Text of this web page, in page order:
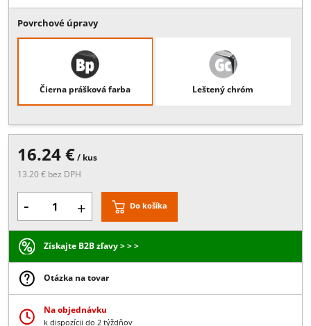
Kód: STS-305
materiál: mosadz
Povrchové úpravy
Čierna prášková farba
16.24 €
13.20 € bez DPH
- + Do košíka